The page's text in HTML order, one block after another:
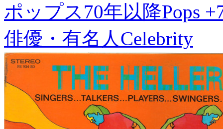
ポップス70年以降Pops
俳優・有名人Celebrity